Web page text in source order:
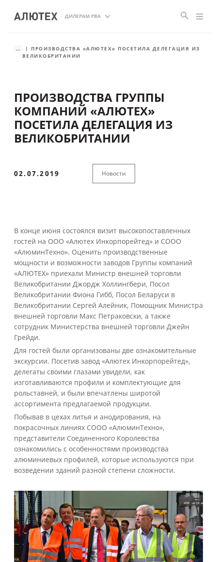
ДИЛЕРАМ РВА
...
ПРОИЗВОДСТВА «АЛЮТЕХ» ПОСЕТИЛА ДЕЛЕГАЦИЯ ИЗ
ВЕЛИКОБРИТАНИИ
ПРОИЗВОДСТВА ГРУППЫ
КОМПАНИЙ «АЛЮТЕХ»
ПОСЕТИЛА ДЕЛЕГАЦИЯ ИЗ
ВЕЛИКОБРИТАНИИ
02.07.2019 Новости
В конце июня состоялся визит высокопоставленных
гостей на ООО «Алютех Инкорпорейтед» и СООО
«АлюминТехно». Оценить производственные
мощности и возможности заводов Группы компаний
«АЛЮТЕХ» приехали Министр внешней торговли
Великобритании Джордж Холлингбери, Посол
Великобритании Фиона Гибб, Посол Беларуси в
Великобритании Сергей Алейник, Помощник Министра
внешней торговли Макс Петраковски, а также
сотрудник Министерства внешней торговли Джейн
Грейди.
Для гостей были организованы две ознакомительные
экскурсии. Посетив завод «Алютех Инкорпорейтед»,
делегаты своими глазами увидели, как
изготавливаются профили и комплектующие для
рольставней, и были впечатлены широтой
ассортимента предлагаемой продукции.
Побывав в цехах литья и анодирования, на
покрасочных линиях СООО «АлюминТехно»,
представители Соединенного Королевства
ознакомились с особенностями производства
алюминиевых профилей, которые используются при
возведении зданий разной степени сложности.